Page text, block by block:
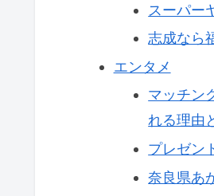
スーパー
志成なら
エンタメ
マッチン
れる理由
プレゼン
奈良県あ